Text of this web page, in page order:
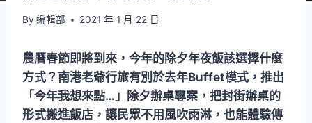
By 編輯部 2021 年 1 月 22 日
農曆春節即將到來，今年的除夕年夜飯該選擇什麼
方式？南港老爺行旅有別於去年Buffet模式，推出
「今年我想來點…」除夕辦桌專案，把封街辦桌的
形式搬進飯店，讓民眾不用風吹雨淋，也能體驗傳